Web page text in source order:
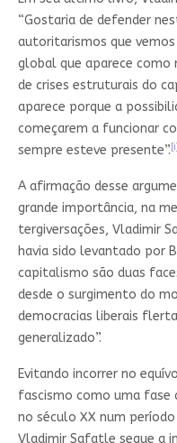
“Gostaria de defender
autoritarismos que
global que aparece
de crises estruturais do
aparece porque a
começarem a funcionar
sempre esteve presente”.[i]
A afirmação desse
grande importância, na
tergiversações, Vladimir
havia sido levantado por
capitalismo são duas
desde o surgimento do
democracias liberais
generalizado”.
Evitando incorrer no
fascismo como uma fase
no século XX num
Vladimir Safatle segue a